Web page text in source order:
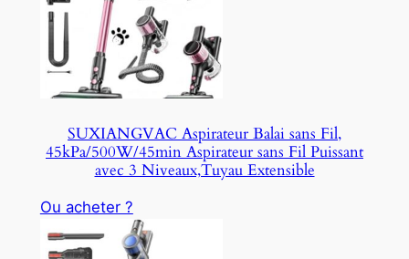
SUXIANGVAC Aspirateur Balai sans Fil,
45kPa/500W/45min Aspirateur sans Fil Puissant
avec 3 Niveaux,Tuyau Extensible
Ou acheter ?